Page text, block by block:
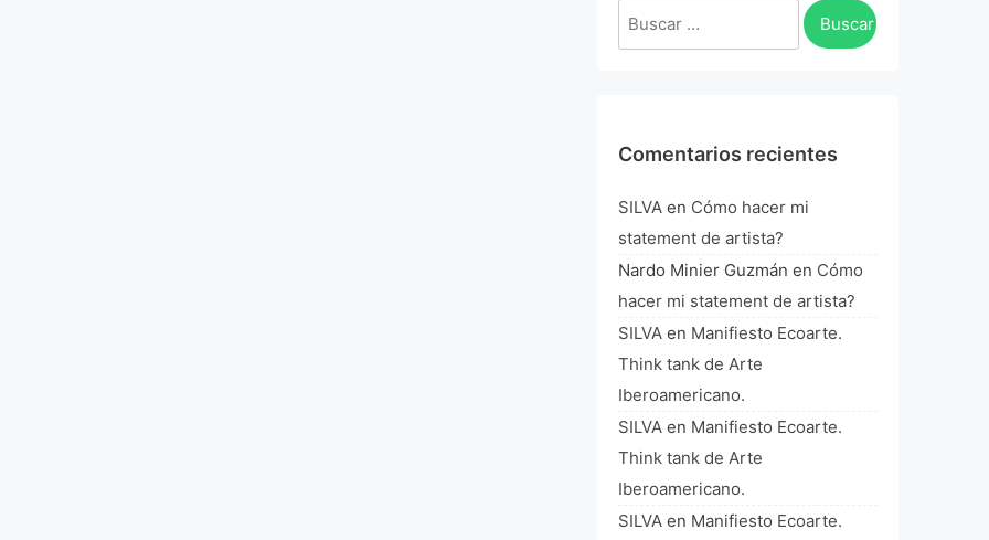
Buscar:
Comentarios recientes
SILVA en Cómo hacer mi
statement de artista?
Nardo Minier Guzmán en Cómo
hacer mi statement de artista?
SILVA en Manifiesto Ecoarte.
Think tank de Arte
Iberoamericano.
SILVA en Manifiesto Ecoarte.
Think tank de Arte
Iberoamericano.
SILVA en Manifiesto Ecoarte.